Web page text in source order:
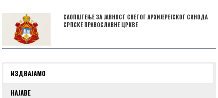
САОПШТЕЊЕ ЗА ЈАВНОСТ СВЕТОГ АРХИЈЕРЕЈСКОГ СИНОДА
СРПСКЕ ПРАВОСЛАВНЕ ЦРКВЕ
ИЗДВАЈАМО
НАЈАВЕ